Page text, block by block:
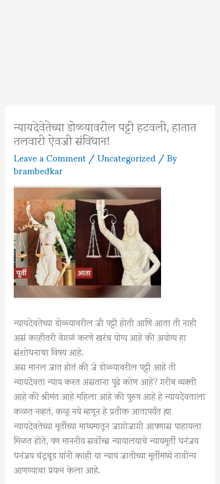
न्यायदेवेतेच्या डोळ्यावरील पट्टी हटवली, हातात
तलवारी ऐवजी संविधान!
Leave a Comment/Uncategorized/ By
brambedkar
न्यायदेवतेच्या डोळ्यावरील जी पट्टी होती आणि आता ती नाही
असं काहीतरी वेगळं करणे खरंच योग्य आहे की अयोग्य हा
संशोधनाचा विषय आहे.
अस मानल जात होतं की जे डोळ्यावरील पट्टी आहे ती
न्यायदेवता न्याय करत असताना पुढे कोण आहे? गरीब व्यक्ती
आहे की श्रीमंत आहे महिला आहे की पुरुष आहे हे न्यायदेवताला
कळत नव्हतं, कळू नये म्हणून हे प्रतीक आतापर्यंत ह्या
न्यायदेवतेच्या मूर्तीच्या माध्यमातून जागोजागी आपणास पाहायला
मिळत होते, पण माननीय सर्वोच्च न्यायालयाचे न्यायमूर्ती धनंजय
धनंजय चंद्रचूड यांनी काही या न्याय जातीच्या मूर्तीमध्ये नावीन्य
आणण्याचा प्रयत्न केला आहे.